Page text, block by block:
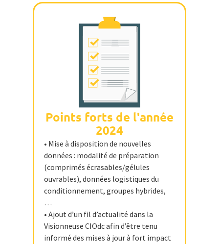
Points forts de l'année
2024
• Mise à disposition de nouvelles
données : modalité de préparation
(comprimés écrasables/gélules
ouvrables), données logistiques du
conditionnement, groupes hybrides,
…
• Ajout d’un fil d’actualité dans la
Visionneuse CIOdc afin d’être tenu
informé des mises à jour à fort impact